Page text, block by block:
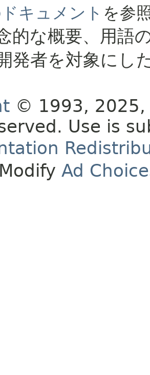
キュメント を参
的な概要、用語
発者を対象にし
© 1993,
Use is
Ad